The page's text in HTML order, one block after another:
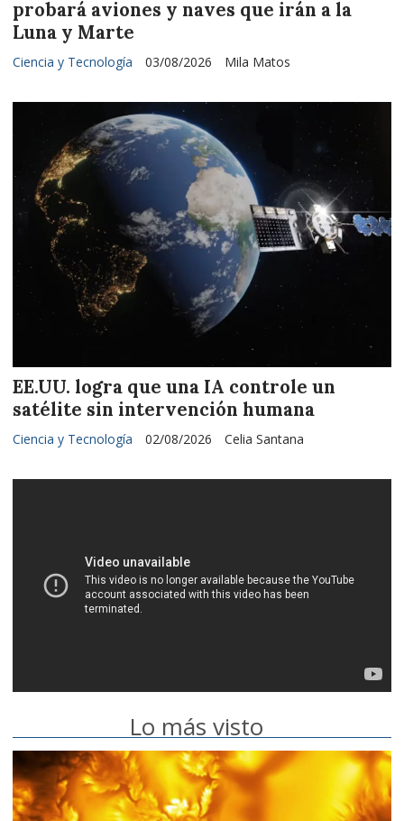
probará aviones y naves que irán a la
Luna y Marte
Mila Matos
Ciencia y Tecnología 03/08/2026
EE.UU. logra que una IA controle un
satélite sin intervención humana
Celia Santana
Ciencia y Tecnología 02/08/2026
Lo más visto